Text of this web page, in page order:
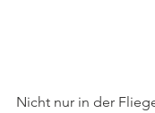
Nicht nur in der